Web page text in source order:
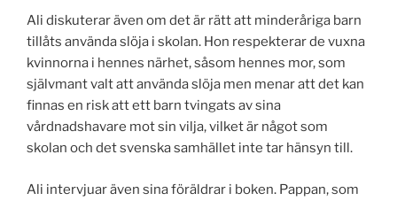
Ali diskuterar även om det är rätt att minderåriga barn
tillåts använda slöja i skolan. Hon respekterar de vuxna
kvinnorna i hennes närhet, såsom hennes mor, som
självmant valt att använda slöja men menar att det kan
finnas en risk att ett barn tvingats av sina
vårdnadshavare mot sin vilja, vilket är något som
skolan och det svenska samhället inte tar hänsyn till.
Ali intervjuar även sina föräldrar i boken. Pappan, som